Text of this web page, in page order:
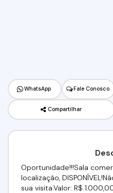
WhatsApp Fale Conosco
Compartilhar
Oportunidade!!!Sala
localização,
sua visita.Valor: R$